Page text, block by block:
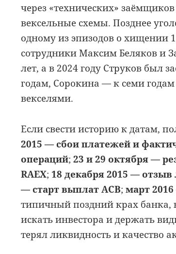
через «технических»
вексельные схемы. Позднее
одному из эпизодов о хищении
сотрудники Максим Беляков и
лет, а в 2024 году Струков был
годам, Сорокина — к семи годам
векселями.
Если свести историю к датам,
2015 — сбои платежей и
операций;23 и 29 октября —
RAEX; 18 декабря 2015 —
— старт выплат АСВ;март
типичный поздний крах
искать инвестора и держать
терял ликвидность и качество